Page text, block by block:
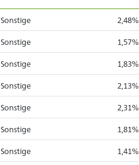
Sonstige 2,48%
Sonstige 1,57%
Sonstige 1,83%
Sonstige 2,13%
Sonstige 2,31%
Sonstige 1,81%
Sonstige 1,41%